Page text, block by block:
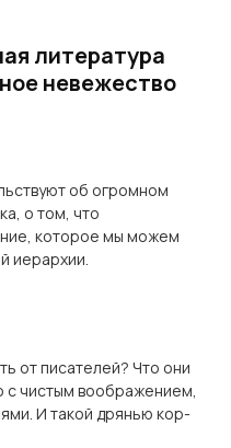
литература
невежество
об огромном
о том, что
которое мы можем
иерархии.
от писателей? Что они
с чистым воображением,
И такой дрянью кор­